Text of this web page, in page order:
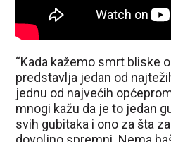
“Kada kažemo smrt bliske
predstavlja jedan od
jednu od najvećih
mnogi kažu da je to jedan
svih gubitaka i ono za šta